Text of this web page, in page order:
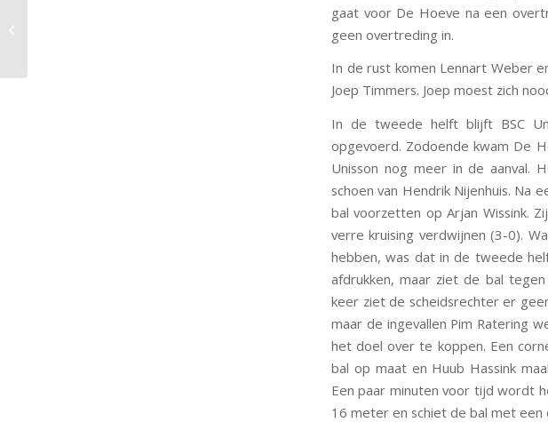
gaat voor De Hoeve na een
geen overtreding in.
In de rust komen Lennart Weber
Joep Timmers. Joep moest zich
In de tweede helft blijft BSC
opgevoerd. Zodoende kwam De
Unisson nog meer in de aanval.
schoen van Hendrik Nijenhuis. Na
bal voorzetten op Arjan Wissink.
verre kruising verdwijnen (3-0).
hebben, was dat in de tweede
afdrukken, maar ziet de bal
keer ziet de scheidsrechter er
maar de ingevallen Pim Ratering
het doel over te koppen. Een
bal op maat en Huub Hassink
Een paar minuten voor tijd wordt
16 meter en schiet de bal met een